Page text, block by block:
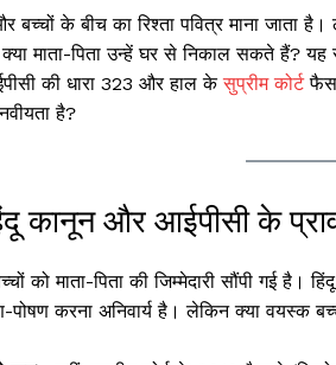
और बच्चों के बीच का रिश्ता पवित्र माना
क्या माता-पिता उन्हें घर से निकाल सकते हैं?
की धारा 323 और हाल केसुप्रीम कोर्ट
है?
कानून और आईपीसी के
को माता-पिता की जिम्मेदारी सौंपी
पोषण करना अनिवार्य है। लेकिन क्या वयस्क